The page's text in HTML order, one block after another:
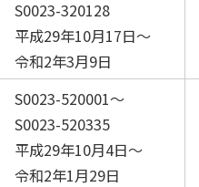
S0023-320128
平成29年10月17日～
令和2年3月9日
S0023-520001～
S0023-520335
平成29年10月4日～
令和2年1月29日